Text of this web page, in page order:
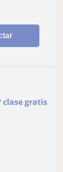
clase gratis